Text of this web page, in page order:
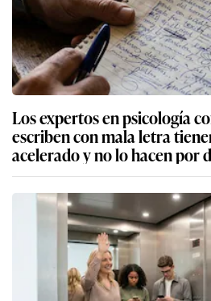
Los expertos en psicología
escriben con mala letra
acelerado y no lo hacen por